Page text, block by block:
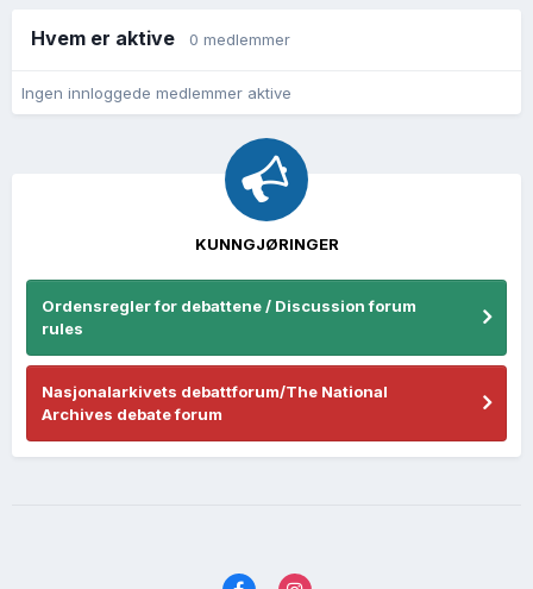
Hvem er aktive 0 medlemmer
Ingen innloggede medlemmer aktive
KUNNGJØRINGER
Ordensregler for debattene / Discussion forum
rules
Nasjonalarkivets debattforum/The National
Archives debate forum